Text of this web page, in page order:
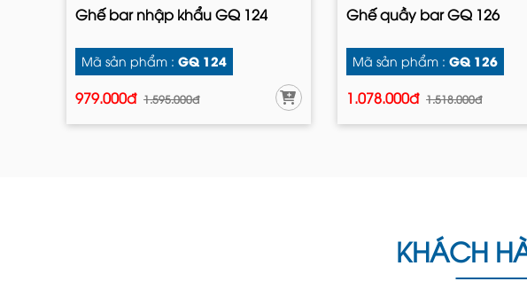
Ghế bar nhập khẩu GQ 124
Mã sản phẩm : GQ 124
979.000đ 1.595.000đ
Ghế quầy bar GQ 126
Mã sản phẩm : GQ 126
1.078.000đ 1.518.000đ
KHÁCH